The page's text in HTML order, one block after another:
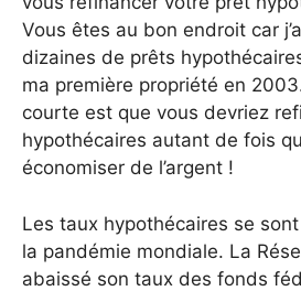
Vous êtes au bon endroit car
dizaines de prêts
ma première propriété en
courte est que vous devriez
hypothécaires autant de fois
économiser de l’argent !
Les taux hypothécaires se
la pandémie mondiale. La
abaissé son taux des fonds